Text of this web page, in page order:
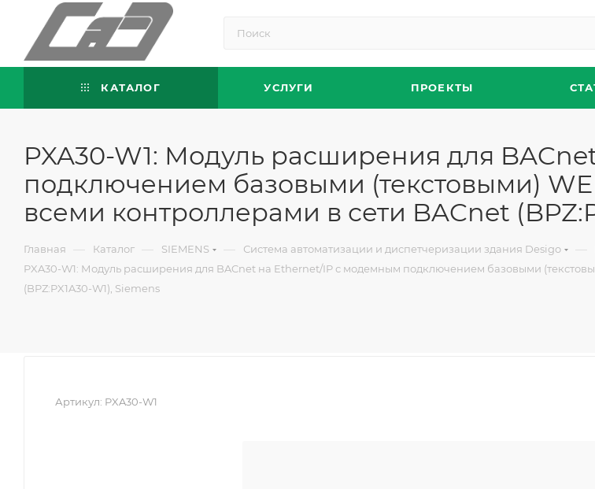
КАТАЛОГ УСЛУГИ ПРОЕКТЫ
PXA30-W1: Модуль расширения для
подключением базовыми (текстовыми)
всеми контроллерами в сети BACnet
Главная — Каталог — SIEMENS — Система автоматизации и диспетчеризации здания Desigo —
PXA30-W1: Модуль расширения для BACnet на Ethernet/IP с модемным подключением базовыми
(BPZ:PX1A30-W1), Siemens
Артикул: PXA30-W1